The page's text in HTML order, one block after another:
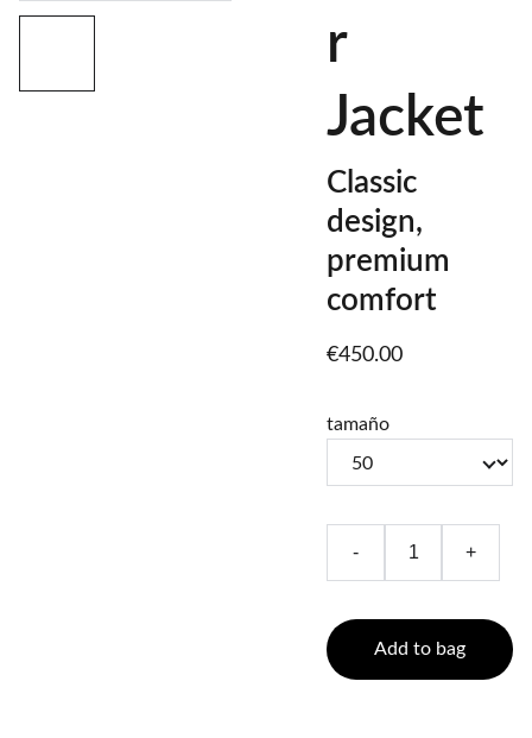
r
Jacket
Classic
design,
premium
comfort
€450.00
tamaño
- +
Add to bag